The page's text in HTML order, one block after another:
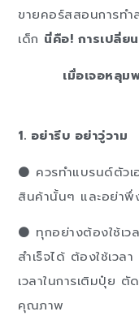
ขายคอร์สสอนการท
เด็ก นี่คือ! การเปลี่ย
เมื่อเจอหลุม
1. อย่ารีบ อย่าวู่วาม
⚫ ควรทำแบรนด์ตัว
สินค้านั้นๆ และอย่าพึ่
⚫ ทุกอย่างต้องใช้เว
สำเร็จได้ ต้องใช้เวล
เวลาในการเติมปุ๋ย
คุณภาพ